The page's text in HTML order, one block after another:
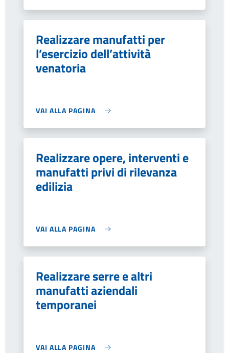
Realizzare manufatti per
l’esercizio dell’attività
venatoria
VAI ALLA PAGINA
Realizzare opere, interventi e
manufatti privi di rilevanza
edilizia
VAI ALLA PAGINA
Realizzare serre e altri
manufatti aziendali
temporanei
VAI ALLA PAGINA